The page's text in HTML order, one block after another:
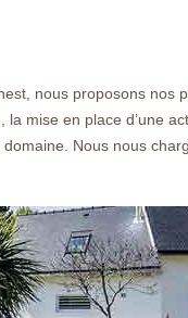
nous proposons nos
mise en place d’une
Nous nous